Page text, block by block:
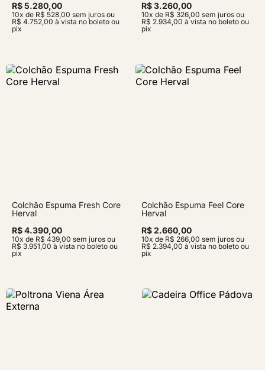
R$ 5.280,00
10x de R$ 528,00 sem juros ou
R$ 4.752,00 à vista no boleto ou
pix
R$ 3.260,00
10x de R$ 326,00 sem juros ou
R$ 2.934,00 à vista no boleto ou
pix
Colchão Espuma Fresh Core
Herval
R$ 4.390,00
10x de R$ 439,00 sem juros ou
R$ 3.951,00 à vista no boleto ou
pix
Colchão Espuma Feel Core
Herval
R$ 2.660,00
10x de R$ 266,00 sem juros ou
R$ 2.394,00 à vista no boleto ou
pix